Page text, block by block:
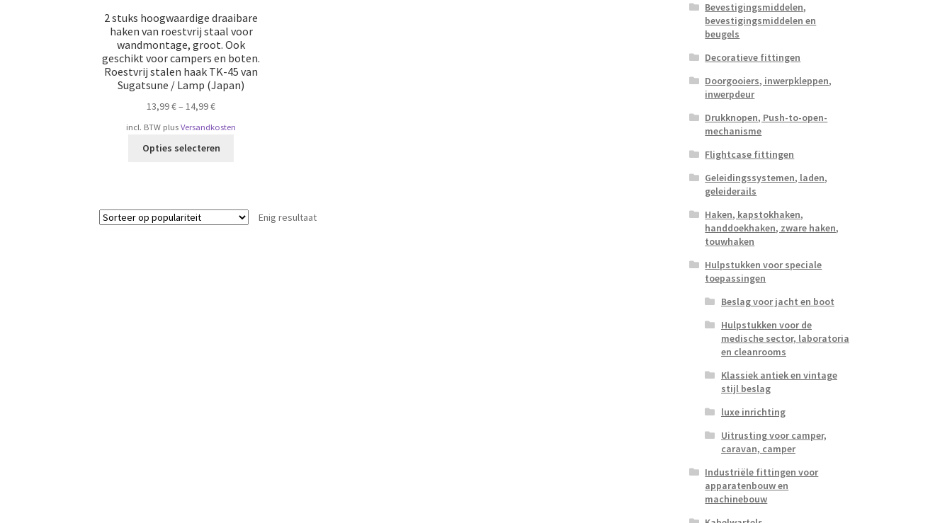
2 stuks hoogwaardige draaibare
haken van roestvrij staal voor
wandmontage, groot. Ook
geschikt voor campers en boten.
Roestvrij stalen haak TK-45 van
Sugatsune / Lamp (Japan)
13,99€–14,99€
incl. BTW plusVersandkosten
Opties selecteren
Deze
Enig resultaat
Bevestigingsmiddelen,
bevestigingsmiddelen en
beugels
Decoratieve fittingen
Doorgooiers, inwerpkleppen,
inwerpdeur
Drukknopen, Push-to-open-
mechanisme
Flightcase fittingen
Geleidingssystemen, laden,
geleiderails
Haken, kapstokhaken,
handdoekhaken, zware haken,
touwhaken
Hulpstukken voor speciale
toepassingen
Beslag voor jacht en boot
Hulpstukken voor de
medische sector, laboratoria
en cleanrooms
Klassiek antiek en vintage
stijl beslag
luxe inrichting
Uitrusting voor camper,
caravan, camper
Industriële fittingen voor
apparatenbouw en
machinebouw